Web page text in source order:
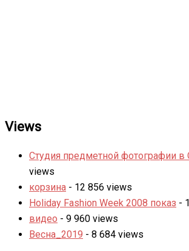
Views
Студия предметной фотографии в
views
корзина - 12 856 views
Holiday Fashion Week 2008 показ -
видео - 9 960 views
Весна_2019 - 8 684 views